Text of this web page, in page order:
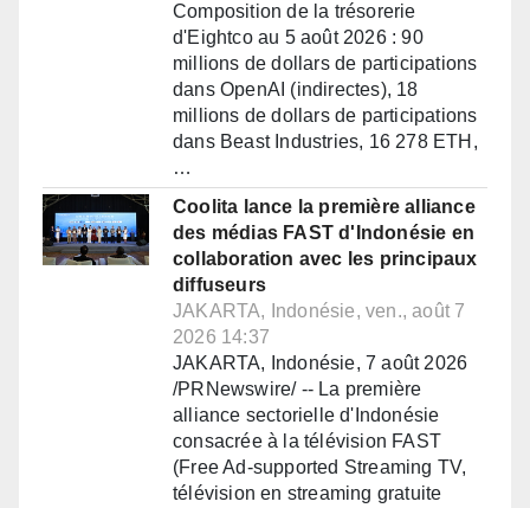
Composition de la trésorerie
d'Eightco au 5 août 2026 : 90
millions de dollars de participations
dans OpenAI (indirectes), 18
millions de dollars de participations
dans Beast Industries, 16 278 ETH,
…
Coolita lance la première alliance
des médias FAST d'Indonésie en
collaboration avec les principaux
diffuseurs
JAKARTA, Indonésie, ven., août 7
2026 14:37
JAKARTA, Indonésie, 7 août 2026
/PRNewswire/ -- La première
alliance sectorielle d'Indonésie
consacrée à la télévision FAST
(Free Ad-supported Streaming TV,
télévision en streaming gratuite